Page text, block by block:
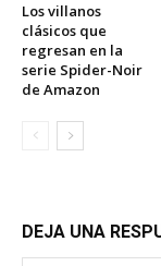
Los villanos
clásicos que
regresan en la
serie Spider-Noir
de Amazon
DEJA UNA